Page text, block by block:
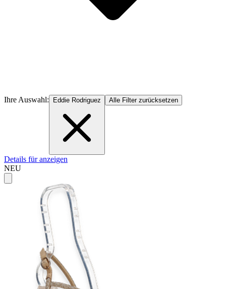
Ihre Auswahl: Eddie Rodriguez Alle Filter zurücksetzen
Details für anzeigen
NEU